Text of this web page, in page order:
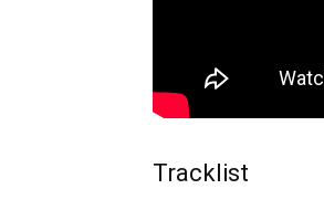
Tracklist